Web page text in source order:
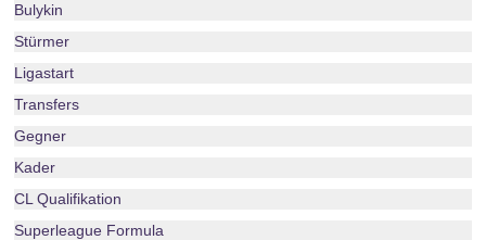
Bulykin
Stürmer
Ligastart
Transfers
Gegner
Kader
CL Qualifikation
Superleague Formula